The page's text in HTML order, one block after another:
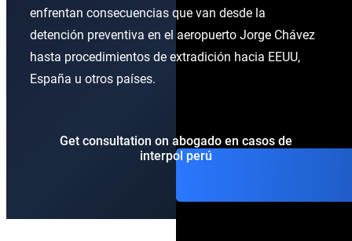
enfrentan consecuencias que van desde la
detención preventiva en el aeropuerto Jorge Chávez
hasta procedimientos de extradición hacia EEUU,
España u otros países.
Get consultation on abogado en casos de
interpol perú